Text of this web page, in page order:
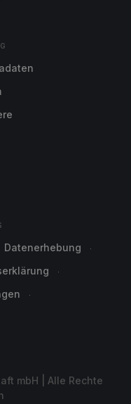
Datenerhebung
mbH | Alle Rechte